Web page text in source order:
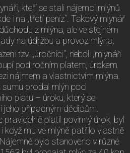
kteří se stali nájemci mlýnů
i na „třetí peníz“. Takový mlynář
z mlýna, ale ve stejném
na údržbu a provoz mlýna.
tzv. „úročníci“, neboli „mlynáři
pod ročním platem, úrokem.
nájmem a vlastnictvím mlýna.
sumu prodal mlýn pod
platu – úroku, který se
jeho případným dědicům.
pravidelně platil povinný úrok, byl
když mu ve mlýně patřilo vlastně
bylo stanoveno v různé